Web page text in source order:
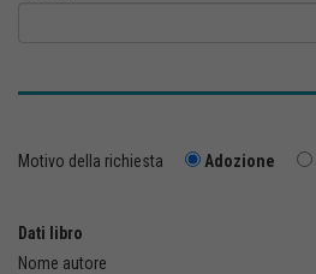
Motivo della richiesta Adozione
Dati libro
Nome autore